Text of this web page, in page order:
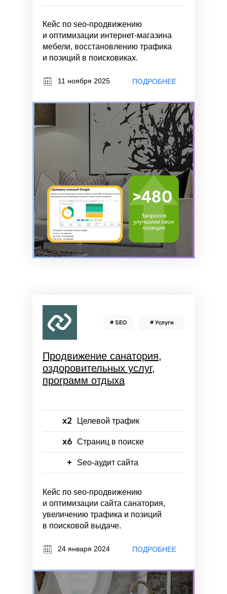
Кейс по seo-продвижению
и оптимизации интернет-магазина
мебели, восстановлению трафика
и позиций в поисковиках.
11 ноября 2025 ПОДРОБНЕЕ
Кейс по seo-продвижению
и оптимизации сайта санатория,
увеличению трафика и позиций
в поисковой выдаче.
Целевой трафик
x2
Seo-аудит сайта
Страниц в поиске
+
x6
Продвижение санатория,
оздоровительных услуг,
программ отдыха
24 января 2024 ПОДРОБНЕЕ
# Услуги
# SEO